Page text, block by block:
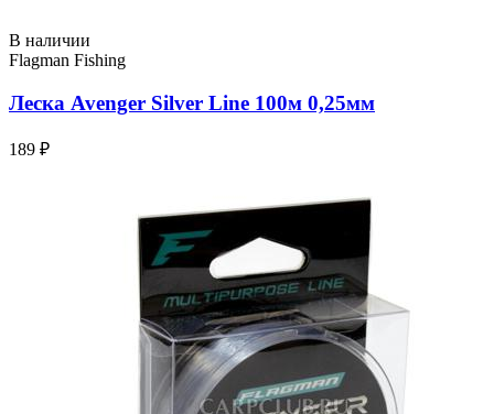
В наличии
Flagman Fishing
Леска Avenger Silver Line 100м 0,25мм
189 ₽